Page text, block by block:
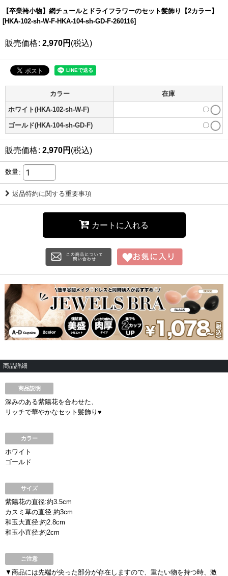
【卒業袴小物】網チュールとドライフラワーのセット髪飾り【2カラー】
[HKA-102-sh-W-F-HKA-104-sh-GD-F-260116]
販売価格: 2,970円 (税込)
カラー 在庫
ホワイト(HKA-102-sh-W-F) 〇
ゴールド(HKA-104-sh-GD-F) 〇
販売価格: 2,970円 (税込)
数量:
返品特約に関する重要事項
カートに入れる
商品詳細
商品説明
深みのある紫陽花を合わせた、
リッチで華やかなセット髪飾り♥
カラー
ホワイト
ゴールド
サイズ
紫陽花の直径:約3.5cm
カスミ草の直径:約3cm
和玉大直径:約2.8cm
和玉小直径:約2cm
ご注意
▼商品には先端が尖った部分が存在しますので、重たい物を持つ時、激